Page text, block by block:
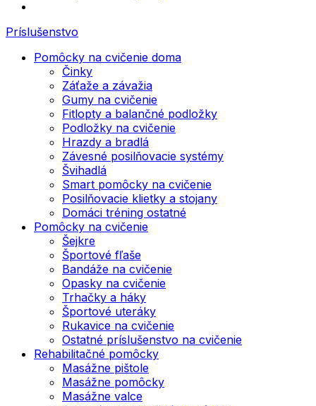
Príslušenstvo
Pomôcky na cvičenie doma
Činky
Záťaže a závažia
Gumy na cvičenie
Fitlopty a balančné podložky
Podložky na cvičenie
Hrazdy a bradlá
Závesné posilňovacie systémy
Švihadlá
Smart pomôcky na cvičenie
Posilňovacie klietky a stojany
Domáci tréning ostatné
Pomôcky na cvičenie
Šejkre
Športové fľaše
Bandáže na cvičenie
Opasky na cvičenie
Trhačky a háky
Športové uteráky
Rukavice na cvičenie
Ostatné príslušenstvo na cvičenie
Rehabilitačné pomôcky
Masážne pištole
Masážne pomôcky
Masážne valce